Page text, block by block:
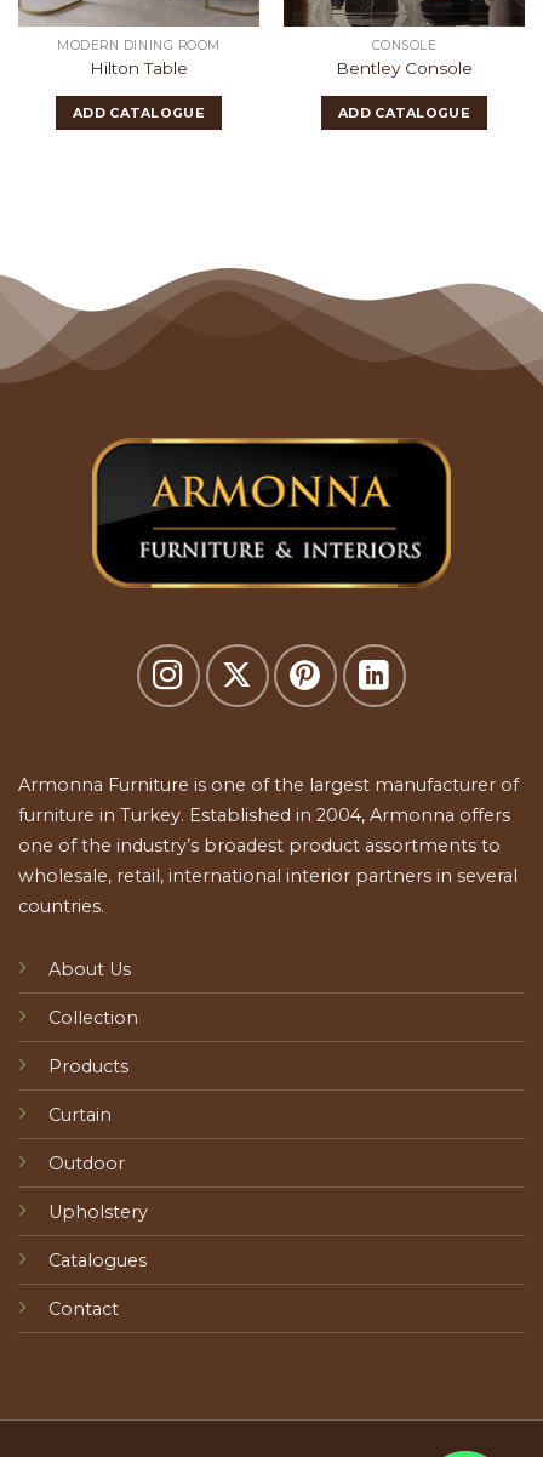
MODERN DINING ROOM
Hilton Table
ADD CATALOGUE
CONSOLE
Bentley Console
ADD CATALOGUE
Armonna Furniture is one of the largest manufacturer of
furniture in Turkey. Established in 2004, Armonna offers
one of the industry’s broadest product assortments to
wholesale, retail, international interior partners in several
countries.
About Us
Collection
Products
Curtain
Outdoor
Upholstery
Catalogues
Contact